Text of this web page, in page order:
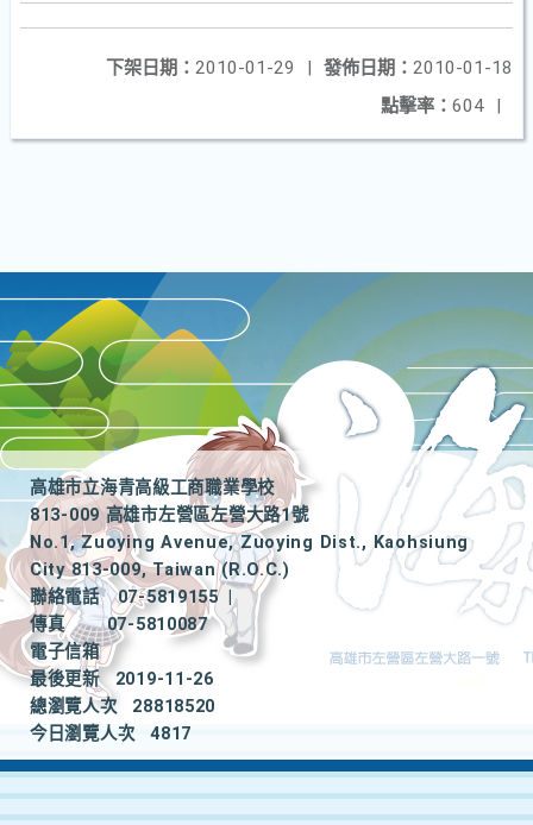
發佈日期： 2010-01-18
下架日期： 2010-01-29
|
點擊率： 604 |
高雄市立海青高級工商職業學校
813-009 高雄市左營區左營大路1號
No.1, Zuoying Avenue, Zuoying Dist., Kaohsiung
City 813-009, Taiwan (R.O.C.)
聯絡電話
07-5819155
|
傳真
07-5810087
電子信箱
最後更新
2019-11-26
總瀏覽人次
28818520
今日瀏覽人次
4817